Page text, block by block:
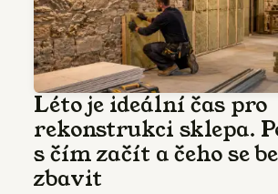
Léto je ideální čas pro
rekonstrukci sklepa.
s čím začít a čeho se
zbavit